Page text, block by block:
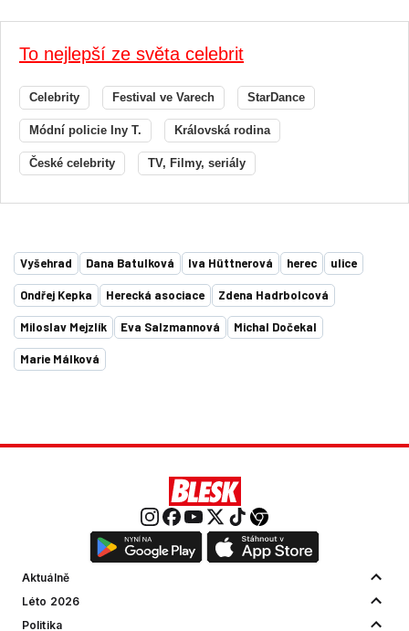
To nejlepší ze světa celebrit
Celebrity Festival ve Varech StarDance
Módní policie Iny T. Královská rodina
České celebrity TV, Filmy, seriály
Vyšehrad Dana Batulková Iva Hüttnerová herec ulice
Ondřej Kepka Herecká asociace Zdena Hadrbolcová
Miloslav Mejzlík Eva Salzmannová Michal Dočekal
Marie Málková
Aktuálně
Léto 2026
Politika